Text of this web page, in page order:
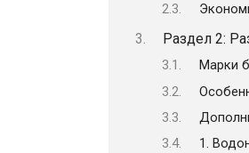
Раздел 2:
Марки
1.